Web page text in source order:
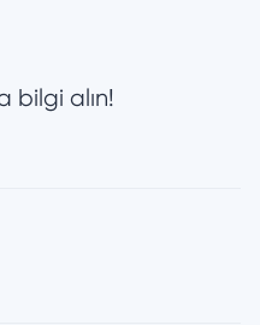
bilgi alın!